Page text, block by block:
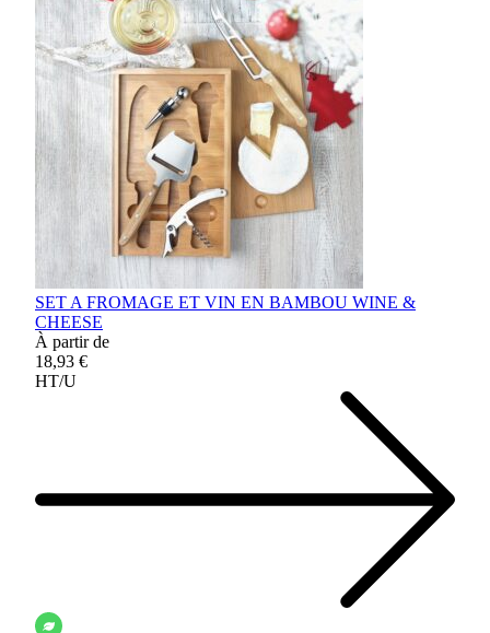
SET A FROMAGE ET VIN EN BAMBOU WINE &
CHEESE
À partir de
18,93 €
HT/U